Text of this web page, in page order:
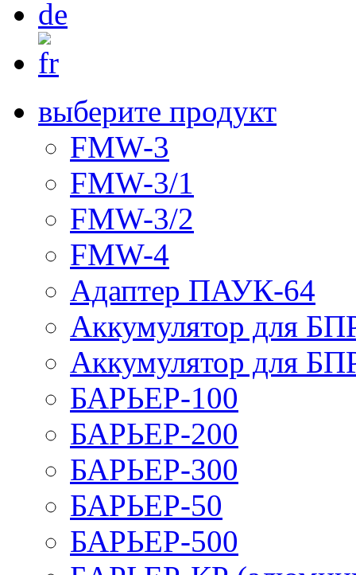
выберите продукт
FMW-3
FMW-3/1
FMW-3/2
FMW-4
Адаптер ПАУК-64
Аккумулятор для
Аккумулятор для
БАРЬЕР-100
БАРЬЕР-200
БАРЬЕР-300
БАРЬЕР-50
БАРЬЕР-500